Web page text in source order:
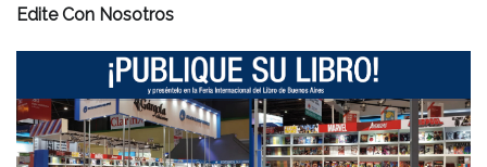
Edite Con Nosotros